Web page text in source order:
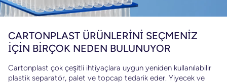
CARTONPLAST ÜRÜNLERİNİ SEÇMENİZ
İÇİN BİRÇOK NEDEN BULUNUYOR
Cartonplast çok çeşitli ihtiyaçlara uygun yeniden kullanılabilir
plastik separatör, palet ve topcap tedarik eder. Yiyecek ve